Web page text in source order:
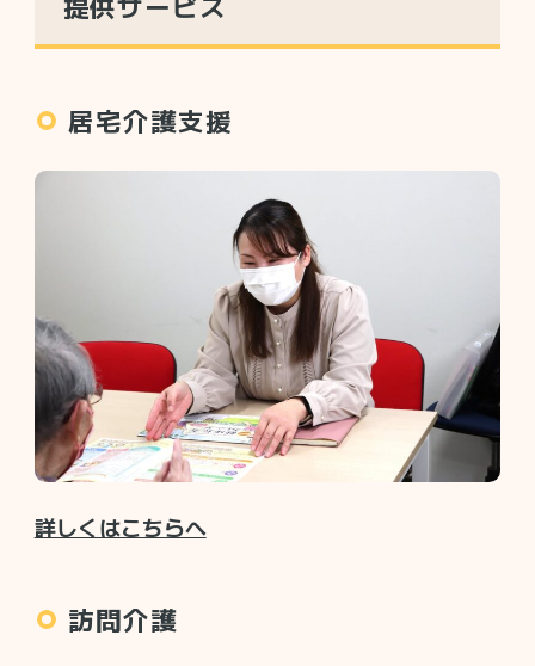
居宅介護支援
詳しくはこちらへ
訪問介護